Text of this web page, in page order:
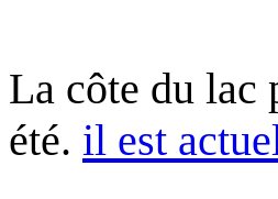
La côte du lac
été. il est